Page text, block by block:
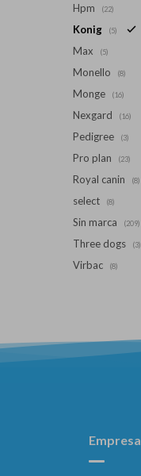
Hpm (22)
Konig (5)
Max (5)
Monello (8)
Monge (16)
Nexgard (16)
Pedigree (3)
Pro plan (23)
Royal canin (8)
select (8)
Sin marca (209)
Three dogs (3)
Virbac (8)
Empresa